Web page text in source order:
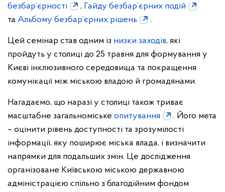
безбар’єрності
, Гайду безбар’єрних подій
та Альбому безбар’єрних рішень .
Цей семінар став одним із низки заходів, які
пройдуть у столиці до 25 травня для формування у
Києві інклюзивного середовища та покращення
комунікації між міською владою й громадянами.
Нагадаємо, що наразі у столиці також триває
масштабне загальноміське опитування
. Його мета
– оцінити рівень доступності та зрозумілості
інформації, яку поширює міська влада, і визначити
напрямки для подальших змін. Це дослідження
організоване Київською міською державною
адміністрацією спільно з благодійним фондом